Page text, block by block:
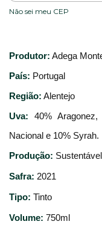
Não sei meu CEP
Produtor: Adega
País: Portugal
Região: Alentejo
Uva:
40%
Nacional e 10% Syrah.
Produção: Sustentável
Safra: 2021
Tipo: Tinto
Volume: 750ml